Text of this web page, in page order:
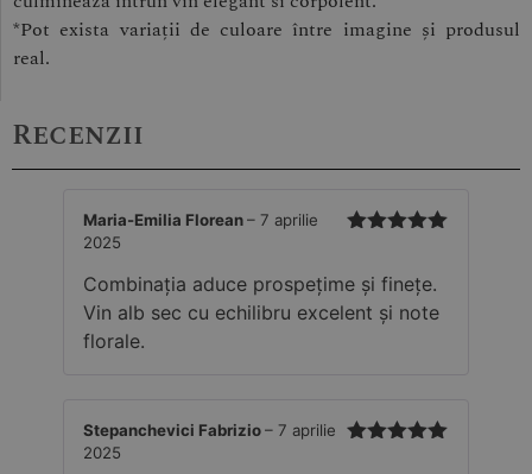
*Pot exista variații de culoare între imagine și produsul
real.
Recenzii
Maria-Emilia Florean– 7 aprilie
2025
Combinația aduce prospețime și finețe.
Vin alb sec cu echilibru excelent și note
florale.
Stepanchevici Fabrizio– 7 aprilie
2025